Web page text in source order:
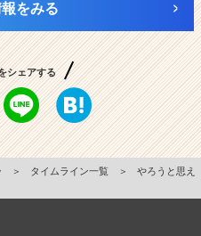
をみる
シェアする
＞ タイムライン一覧 ＞
やろうと思え